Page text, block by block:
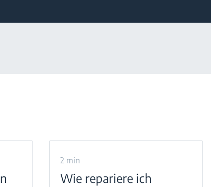
2 min
Wie repariere ich